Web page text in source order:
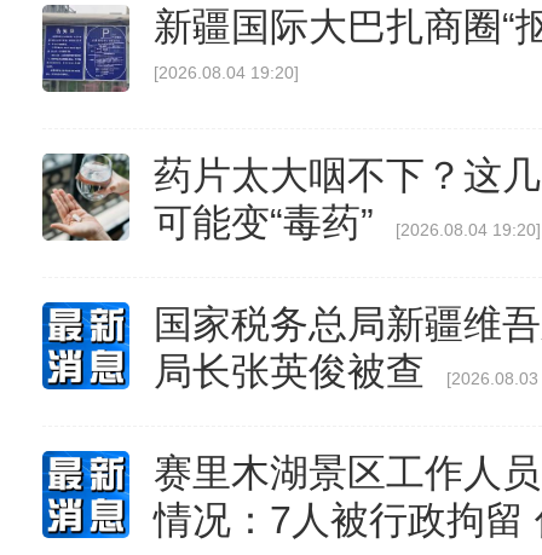
新疆国际大巴扎商圈“
[2026.08.04 19:20]
药片太大咽不下？这
可能变“毒药”
[2026.08.04 19:20]
国家税务总局新疆维
局长张英俊被查
赛里木湖景区工作人
情况：7人被行政拘留